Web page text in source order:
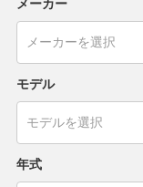
メーカー
モデル
年式